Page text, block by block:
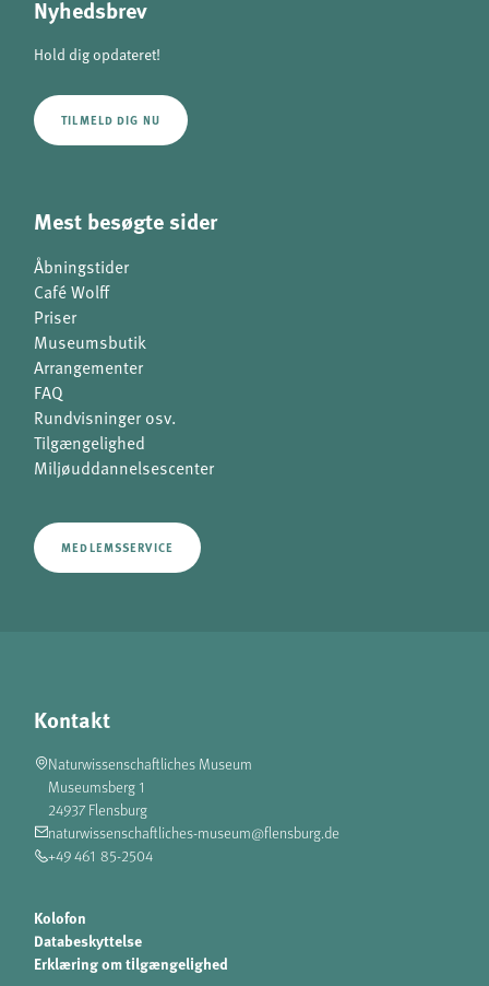
Nyhedsbrev
Hold dig opdateret!
TILMELD DIG NU
Mest besøgte sider
Åbningstider
Café Wolff
Priser
Museumsbutik
Arrangementer
FAQ
Rundvisninger osv.
Tilgængelighed
Miljøuddannelsescenter
MEDLEMSSERVICE
Kontakt
Naturwissenschaftliches Museum
Museumsberg 1
24937 Flensburg
naturwissenschaftliches-museum@flensburg.de
+49 461 85-2504
Kolofon
Databeskyttelse
Erklæring om tilgængelighed